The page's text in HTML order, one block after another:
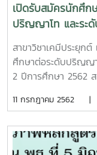
เปิดรับสมัครนักศึก
ปริญญาโท และระ
การศึกษา 2562
สาขาวิชาเคมีประยุก
ศึกษาต่อระดับปริญญ
2 ปีการศึกษา 2562
สำหรับผู้สมัครระดับป
ศึกษาบัณฑิต ครุศาส
อุตสาหกรรม ธรณีวิท
11 กรกฎาคม 2562